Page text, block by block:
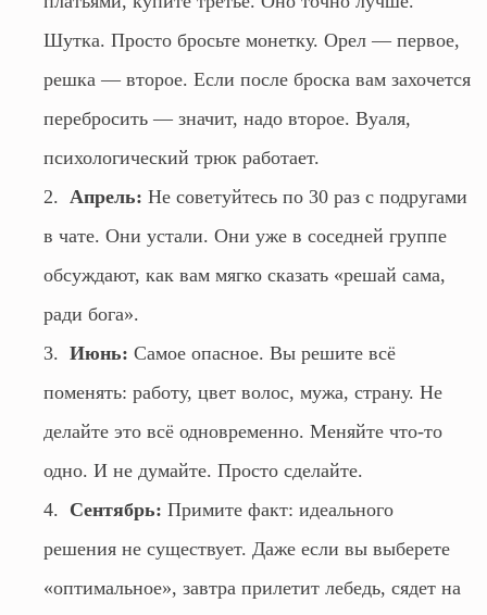
Шутка. Просто бросьте монетку. Орел — первое,
решка — второе. Если после броска вам захочется
перебросить — значит, надо второе. Вуаля,
психологический трюк работает.
Апрель: Не советуйтесь по 30 раз с подругами
в чате. Они устали. Они уже в соседней группе
обсуждают, как вам мягко сказать «решай сама,
ради бога».
Июнь: Самое опасное. Вы решите всё
поменять: работу, цвет волос, мужа, страну. Не
делайте это всё одновременно. Меняйте что-то
одно. И не думайте. Просто сделайте.
Сентябрь: Примите факт: идеального
решения не существует. Даже если вы выберете
«оптимальное», завтра прилетит лебедь, сядет на